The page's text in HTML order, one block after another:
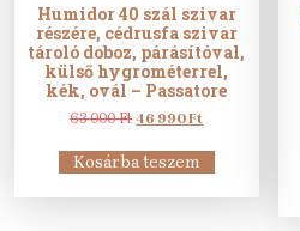
Humidor 40 szál szivar
részére, cédrusfa szivar
tároló doboz, párásítóval,
külső hygrométerrel,
kék, ovál – Passatore
63 000FtOriginal
was:
63
46 990FtCurrent
is:
46
Kosárba teszem